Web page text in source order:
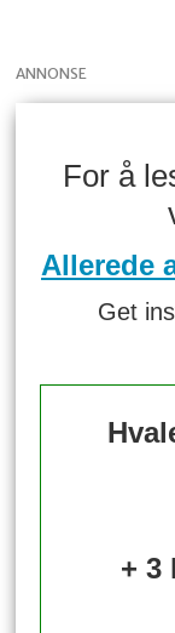
ANNONSE
For å
Allerede
Get
+ 3